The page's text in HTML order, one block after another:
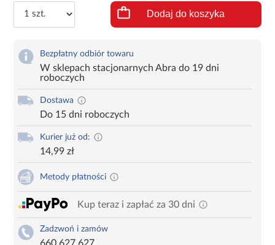
Dodaj do koszyka
Bezpłatny odbiór towaru
W sklepach stacjonarnych Abra do 19 dni
roboczych
Dostawa
Do 15 dni roboczych
Kurier już od:
14,99 zł
Metody płatności
Kup teraz i zapłać za 30 dni
Zadzwoń i zamów
660 627 627